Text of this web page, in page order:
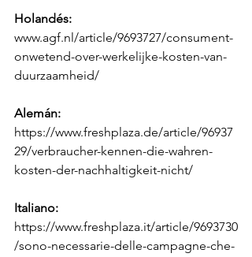
Holandés:
www.agf.nl/article/9693727/consument-
onwetend-over-werkelijke-kosten-van-
duurzaamheid/
Alemán:
https://www.freshplaza.de/article/96937
29/verbraucher-kennen-die-wahren-
kosten-der-nachhaltigkeit-nicht/
Italiano:
https://www.freshplaza.it/article/9693730
/sono-necessarie-delle-campagne-che-